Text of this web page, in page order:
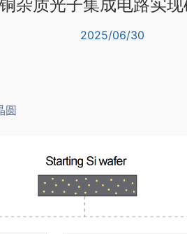
杂质光子集成电路实现
2025/06/30
圆